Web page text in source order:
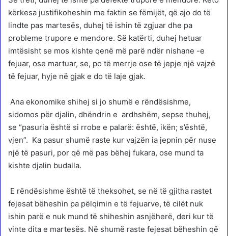
kërkesa justifikoheshin me faktin se fëmijët, që ajo do të
lindte pas martesës, duhej të ishin të zgjuar dhe pa
probleme trupore e mendore. Së katërti, duhej hetuar
imtësisht se mos kishte qenë më parë ndër nishane -e
fejuar, ose martuar, se, po të merrje ose të jepje një vajzë
të fejuar, hyje në gjak e do të laje gjak.
Ana ekonomike shihej si jo shumë e rëndësishme,
sidomos për djalin, dhëndrin e ardhshëm, sepse thuhej,
se “pasuria është si rrobe e palarë: është, ikën; s’është,
vjen”. Ka pasur shumë raste kur vajzën ia jepnin për nuse
një të pasuri, por që më pas bëhej fukara, ose mund ta
kishte djalin budalla.
E rëndësishme është të theksohet, se në të gjitha rastet
fejesat bëheshin pa pëlqimin e të fejuarve, të cilët nuk
ishin parë e nuk mund të shiheshin asnjëherë, deri kur të
vinte dita e martesës. Në shumë raste fejesat bëheshin që